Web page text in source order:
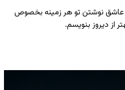
نوشتن تو هر زمینه بخصوص
از دیروز بنویسم.